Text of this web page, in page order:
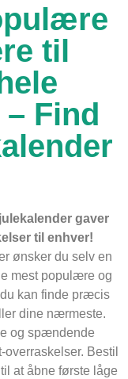
til
Find
gaver
til enhver!
ønsker du selv en
mest populære og
kan finde præcis
dine nærmeste.
og spændende
Bestil
at åbne første låge